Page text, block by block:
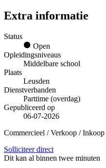
Extra informatie
Status
Open
Opleidingsniveaus
Middelbare school
Plaats
Leusden
Dienstverbanden
Parttime (overdag)
Gepubliceerd op
06-07-2026
Commercieel / Verkoop /
Solliciteer direct
Dit kan al binnen twee minuten